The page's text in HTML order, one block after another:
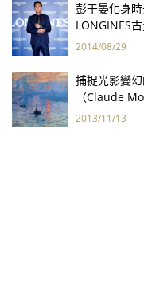
彭于晏化身
LONGINES
2014/08/29
捕捉光影變
（Claude
2013/11/13